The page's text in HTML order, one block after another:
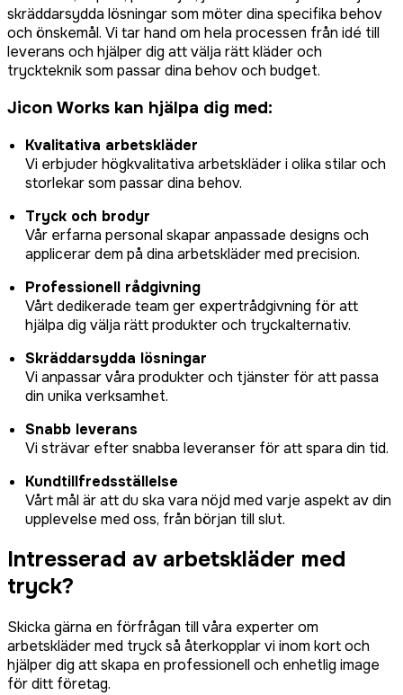
skräddarsydda lösningar som möter dina specifika behov
och önskemål. Vi tar hand om hela processen från idé till
leverans och hjälper dig att välja rätt kläder och
tryckteknik som passar dina behov och budget.
Jicon Works kan hjälpa dig med:
Kvalitativa arbetskläder
Vi erbjuder högkvalitativa arbetskläder i olika stilar och
storlekar som passar dina behov.
Tryck och brodyr
Vår erfarna personal skapar anpassade designs och
applicerar dem på dina arbetskläder med precision.
Professionell rådgivning
Vårt dedikerade team ger expertrådgivning för att
hjälpa dig välja rätt produkter och tryckalternativ.
Skräddarsydda lösningar
Vi anpassar våra produkter och tjänster för att passa
din unika verksamhet.
Snabb leverans
Vi strävar efter snabba leveranser för att spara din tid.
Kundtillfredsställelse
Vårt mål är att du ska vara nöjd med varje aspekt av din
upplevelse med oss, från början till slut.
Intresserad av arbetskläder med
tryck?
Skicka gärna en förfrågan till våra experter om
arbetskläder med tryck så återkopplar vi inom kort och
hjälper dig att skapa en professionell och enhetlig image
för ditt företag.